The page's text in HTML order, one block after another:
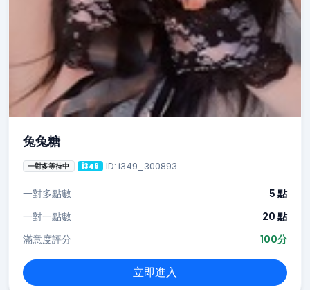
兔兔糖
一對多等待中 i349 ID: i349_300893
一對多點數
5 點
一對一點數
20 點
滿意度評分
100分
立即進入